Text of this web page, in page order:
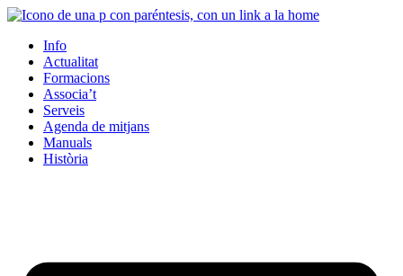
Info
Actualitat
Formacions
Associa’t
Serveis
Agenda de mitjans
Manuals
Història